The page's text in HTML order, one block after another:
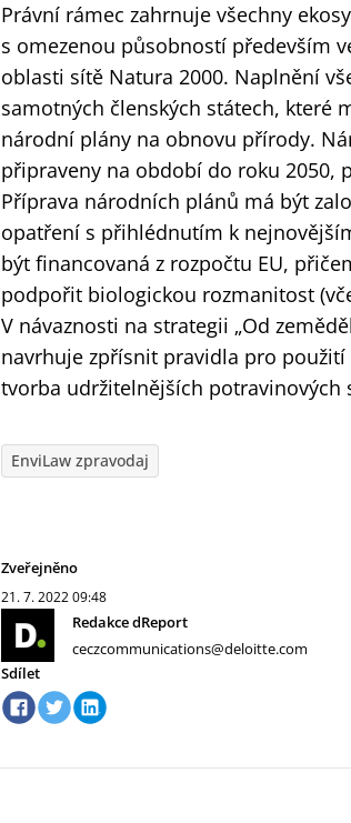
Právní rámec zahrnuje všechny
s omezenou působností především
oblasti sítě Natura 2000. Naplnění
samotných členských státech, které
národní plány na obnovu přírody.
připraveny na období do roku 2050,
Příprava národních plánů má být
opatření s přihlédnutím k
být financovaná z rozpočtu EU,
podpořit biologickou rozmanitost
V návaznosti na strategii „Od
navrhuje zpřísnit pravidla pro
tvorba udržitelnějších potravinových
EnviLaw zpravodaj
Zveřejněno
21. 7. 202209:48
Redakce dReport
ceczcommunications@deloitte.com
Sdílet